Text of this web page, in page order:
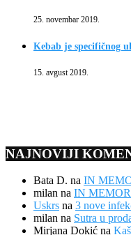
25. novembar 2019.
Kebab je specifičnog
15. avgust 2019.
NAJNOVIJI
Bata D. na IN
milan na IN
Uskrs na 3 nove
milan na Sutra u
Mirjana Dokić na